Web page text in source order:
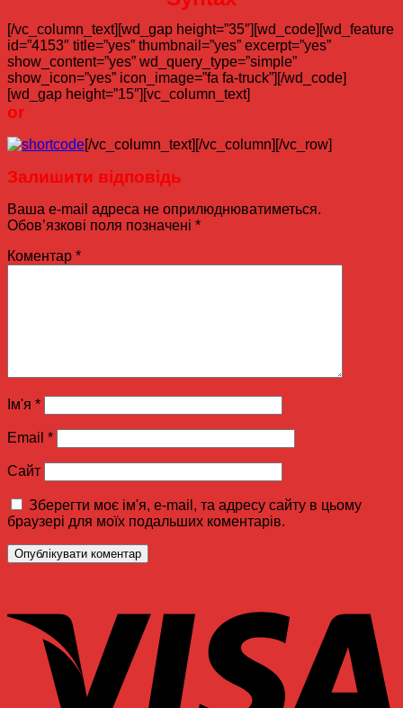
[/vc_column_text][wd_gap height=”35″][wd_code][wd_feature
id=”4153″ title=”yes” thumbnail=”yes” excerpt=”yes”
show_content=”yes” wd_query_type=”simple”
show_icon=”yes” icon_image=”fa fa-truck”][/wd_code]
[wd_gap height=”15″][vc_column_text]
or
[/vc_column_text][/vc_column][/vc_row]
Залишити відповідь
Ваша e-mail адреса не оприлюднюватиметься.
Обов’язкові поля позначені *
Коментар *
Ім'я *
Email *
Сайт
Зберегти моє ім'я, e-mail, та адресу сайту в цьому
браузері для моїх подальших коментарів.